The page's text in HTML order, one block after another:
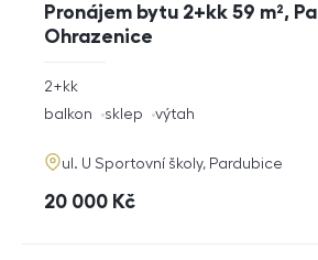
Pronájem bytu 2+kk 59 m²,
Ohrazenice
rozměry
dispozice
2+kk
funkce
balkon sklep výtah
adresa
ul. U Sportovní školy, Pardubice
cena
20 000 Kč